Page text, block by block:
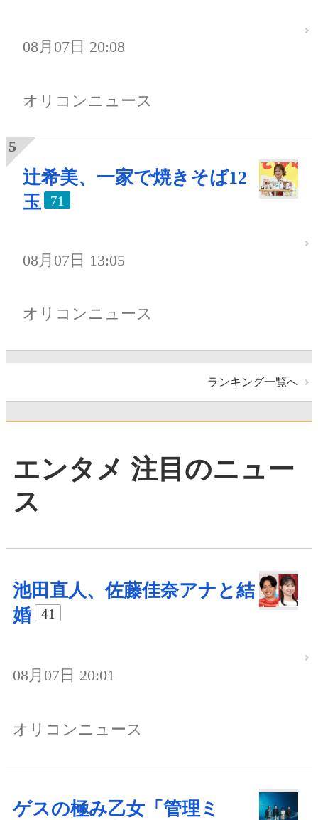
08月07日 20:08
オリコンニュース
辻希美、一家で焼きそば12
玉
71
08月07日 13:05
オリコンニュース
ランキング一覧へ
エンタメ 注目のニュー
ス
池田直人、佐藤佳奈アナと結
婚
41
08月07日 20:01
オリコンニュース
ゲスの極み乙女「管理ミ